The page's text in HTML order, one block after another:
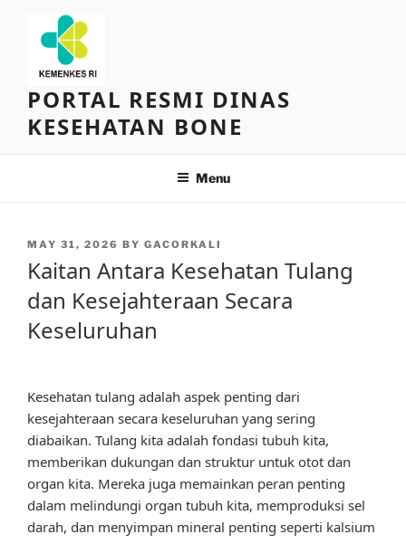
content
PORTAL RESMI DINAS
KESEHATAN BONE
Menu
POSTED
MAY 31, 2026 BY GACORKALI
Kaitan Antara Kesehatan Tulang
dan Kesejahteraan Secara
Keseluruhan
Kesehatan tulang adalah aspek penting dari
kesejahteraan secara keseluruhan yang sering
diabaikan. Tulang kita adalah fondasi tubuh kita,
memberikan dukungan dan struktur untuk otot dan
organ kita. Mereka juga memainkan peran penting
dalam melindungi organ tubuh kita, memproduksi sel
darah, dan menyimpan mineral penting seperti kalsium